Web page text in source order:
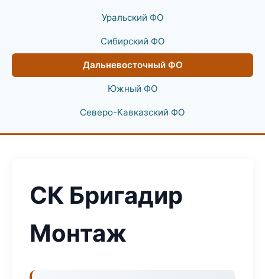
Уральский ФО
Сибирский ФО
Дальневосточный ФО
Южный ФО
Северо-Кавказский ФО
СК Бригадир
Монтаж